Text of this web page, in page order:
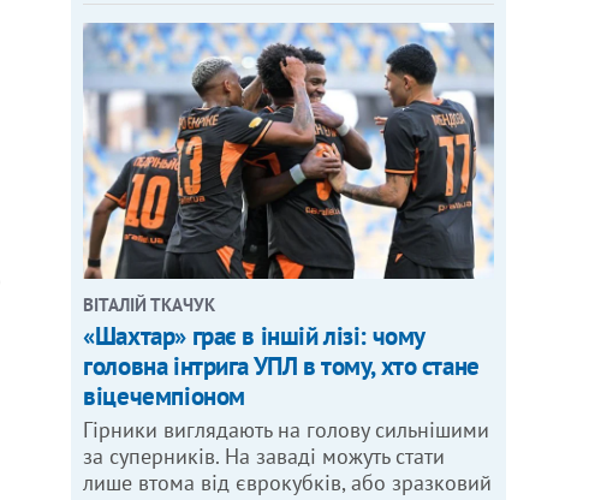
ВІТАЛІЙ ТКАЧУК
«Шахтар» грає в іншій лізі: чому
головна інтрига УПЛ в тому, хто стане
віцечемпіоном
Гірники виглядають на голову сильнішими
за суперників. На заваді можуть стати
лише втома від єврокубків, або зразковий